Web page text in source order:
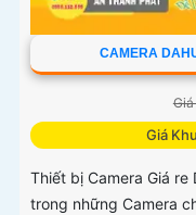
CAMERA
Giá
Thiết bị Camera Giá re
trong những Camera